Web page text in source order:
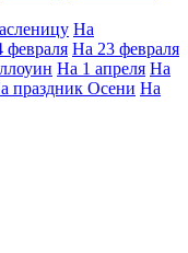
На
февраля На 23 февраля
На 1 апреля На
праздник Осени На